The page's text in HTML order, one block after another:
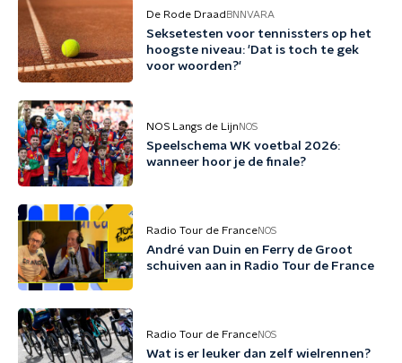
De Rode Draad BNNVARA
Seksetesten voor tennissters op het
hoogste niveau: 'Dat is toch te gek
voor woorden?'
NOS Langs de Lijn NOS
Speelschema WK voetbal 2026:
wanneer hoor je de finale?
Radio Tour de FranceNOS
André van Duin en Ferry de Groot
schuiven aan in Radio Tour de France
Radio Tour de FranceNOS
Wat is er leuker dan zelf wielrennen?